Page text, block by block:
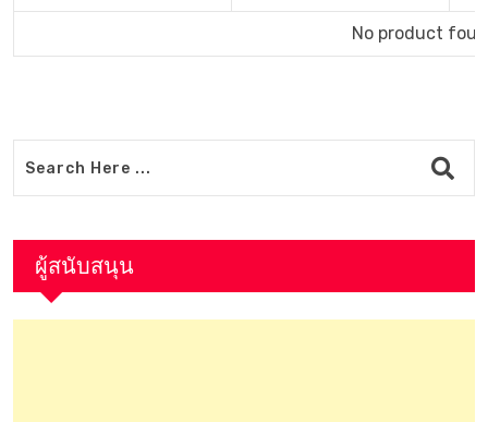
No product
ผู้สนับสนุน